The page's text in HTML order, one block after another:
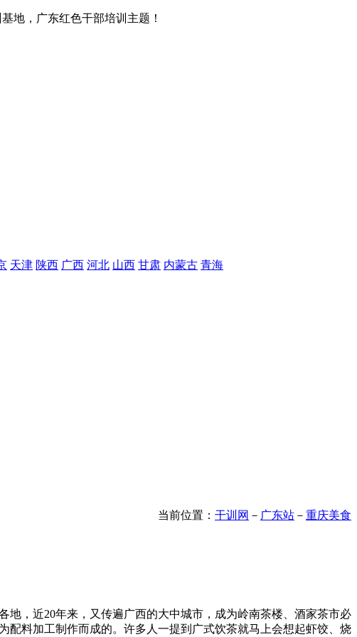
地，广东红色干部培训主题！
天津 陕西 广西 河北 山西 甘肃 内蒙古 青海
当前位置： 干训网 － 广东站 － 重庆美食
，近20年来，又传遍广西的大中城市，成为岭南茶楼、酒家茶市必
料加工制作而成的。许多人一提到广式饮茶就马上会想起虾饺、烧